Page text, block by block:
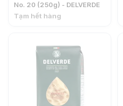
No. 20 (250g) - DELVERDE
Tạm hết hàng